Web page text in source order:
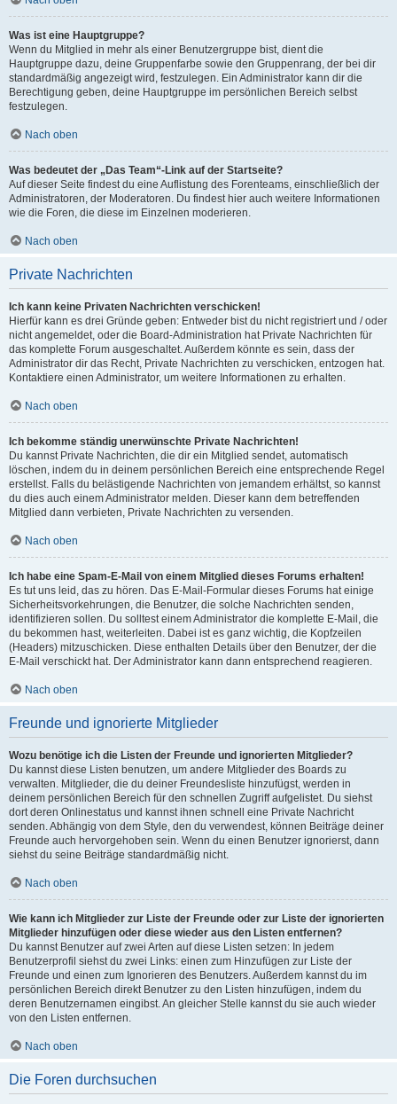
Was ist eine Hauptgruppe?
Wenn du Mitglied in mehr als einer Benutzergruppe bist, dient die
Hauptgruppe dazu, deine Gruppenfarbe sowie den Gruppenrang, der bei dir
standardmäßig angezeigt wird, festzulegen. Ein Administrator kann dir die
Berechtigung geben, deine Hauptgruppe im persönlichen Bereich selbst
festzulegen.
Nach oben
Was bedeutet der „Das Team“-Link auf der Startseite?
Auf dieser Seite findest du eine Auflistung des Forenteams, einschließlich der
Administratoren, der Moderatoren. Du findest hier auch weitere Informationen
wie die Foren, die diese im Einzelnen moderieren.
Nach oben
Private Nachrichten
Ich kann keine Privaten Nachrichten verschicken!
Hierfür kann es drei Gründe geben: Entweder bist du nicht registriert und / oder
nicht angemeldet, oder die Board-Administration hat Private Nachrichten für
das komplette Forum ausgeschaltet. Außerdem könnte es sein, dass der
Administrator dir das Recht, Private Nachrichten zu verschicken, entzogen hat.
Kontaktiere einen Administrator, um weitere Informationen zu erhalten.
Nach oben
Ich bekomme ständig unerwünschte Private Nachrichten!
Du kannst Private Nachrichten, die dir ein Mitglied sendet, automatisch
löschen, indem du in deinem persönlichen Bereich eine entsprechende Regel
erstellst. Falls du belästigende Nachrichten von jemandem erhältst, so kannst
du dies auch einem Administrator melden. Dieser kann dem betreffenden
Mitglied dann verbieten, Private Nachrichten zu versenden.
Nach oben
Ich habe eine Spam-E-Mail von einem Mitglied dieses Forums erhalten!
Es tut uns leid, das zu hören. Das E-Mail-Formular dieses Forums hat einige
Sicherheitsvorkehrungen, die Benutzer, die solche Nachrichten senden,
identifizieren sollen. Du solltest einem Administrator die komplette E-Mail, die
du bekommen hast, weiterleiten. Dabei ist es ganz wichtig, die Kopfzeilen
(Headers) mitzuschicken. Diese enthalten Details über den Benutzer, der die
E-Mail verschickt hat. Der Administrator kann dann entsprechend reagieren.
Nach oben
Freunde und ignorierte Mitglieder
Wozu benötige ich die Listen der Freunde und ignorierten Mitglieder?
Du kannst diese Listen benutzen, um andere Mitglieder des Boards zu
verwalten. Mitglieder, die du deiner Freundesliste hinzufügst, werden in
deinem persönlichen Bereich für den schnellen Zugriff aufgelistet. Du siehst
dort deren Onlinestatus und kannst ihnen schnell eine Private Nachricht
senden. Abhängig von dem Style, den du verwendest, können Beiträge deiner
Freunde auch hervorgehoben sein. Wenn du einen Benutzer ignorierst, dann
siehst du seine Beiträge standardmäßig nicht.
Nach oben
Wie kann ich Mitglieder zur Liste der Freunde oder zur Liste der ignorierten
Mitglieder hinzufügen oder diese wieder aus den Listen entfernen?
Du kannst Benutzer auf zwei Arten auf diese Listen setzen: In jedem
Benutzerprofil siehst du zwei Links: einen zum Hinzufügen zur Liste der
Freunde und einen zum Ignorieren des Benutzers. Außerdem kannst du im
persönlichen Bereich direkt Benutzer zu den Listen hinzufügen, indem du
deren Benutzernamen eingibst. An gleicher Stelle kannst du sie auch wieder
von den Listen entfernen.
Nach oben
Die Foren durchsuchen